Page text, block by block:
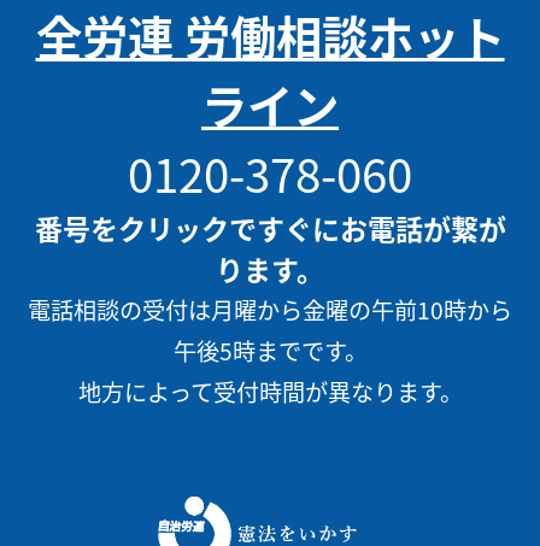
全労連 労働相談ホット
ライン
0120-378-060
番号をクリックですぐにお電話が繋が
ります。
電話相談の受付は月曜から金曜の午前10時から
午後5時までです。
地方によって受付時間が異なります。